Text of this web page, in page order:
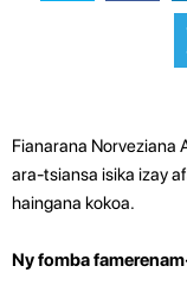
Fianarana Norveziana
ara-tsiansa isika izay
haingana kokoa.
Ny fomba